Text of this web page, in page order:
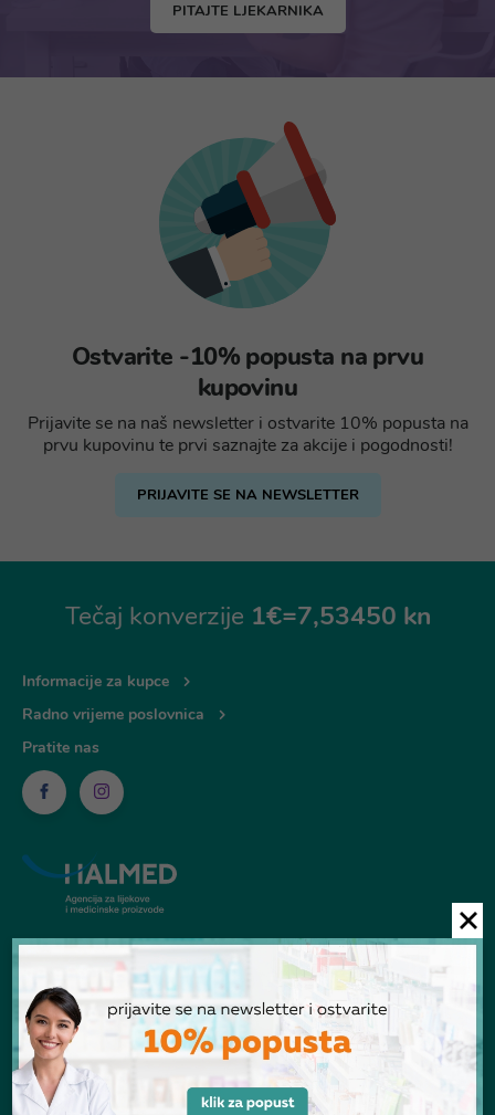
PITAJTE LJEKARNIKA
Ostvarite -10% popusta na prvu
kupovinu
Prijavite se na naš newsletter i ostvarite 10% popusta na
prvu kupovinu te prvi saznajte za akcije i pogodnosti!
PRIJAVITE SE NA NEWSLETTER
Tečaj konverzije 1€=7,53450 kn
Informacije za kupce
Radno vrijeme poslovnica
Pratite nas
© Ljekarna Talan 2026